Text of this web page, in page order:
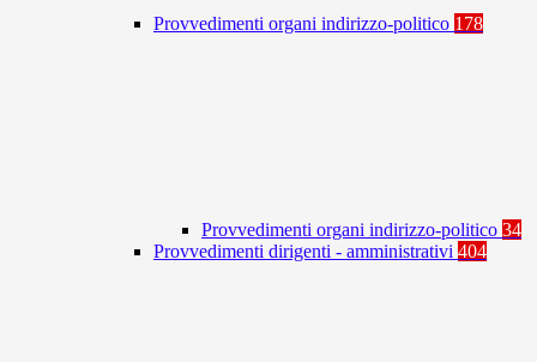
Provvedimenti organi indirizzo-politico 178
Provvedimenti organi indirizzo-politico 34
Provvedimenti dirigenti - amministrativi 404